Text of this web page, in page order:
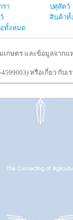
รา
ทั้งหมด
ปศุสัตว์
สินค้าทั้
กษตร และข้อมูลจาก
4599003) หรือเกี่ยว กับเ